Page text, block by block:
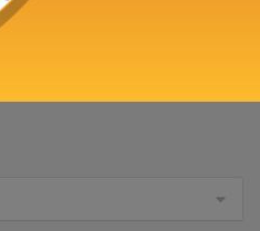
1.7L / 0,7L